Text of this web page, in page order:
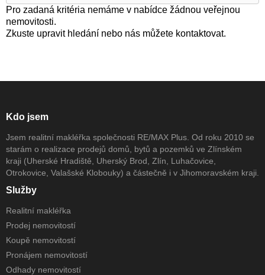
Pro zadaná kritéria nemáme v nabídce žádnou veřejnou
nemovitosti.
Zkuste upravit hledání nebo nás můžete kontaktovat.
Kdo jsem
Jsem realitní makléřka společnosti RE/MAX Plus. Od roku 2010 se
starám o realizace prodejů domů, bytů a pozemků ve Zlínském
kraji (Uherské Hradiště, Uherský Brod, Zlín, Luhačovice,
Otrokovice, Valašské Klobouky) a částečně i v Jihomoravském kraji.
Služby
Realitní makléřka
Prodej nemovitostí
Koupě nemovitostí
Pronájem nemovitostí
Odhady nemovitostí